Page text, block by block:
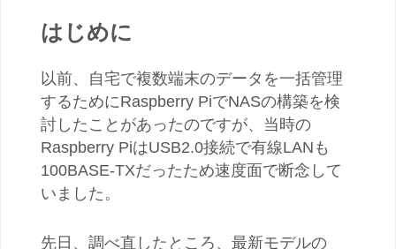
はじめに
以前、自宅で複数端末のデータを一括管理
するためにRaspberry PiでNASの構築を検
討したことがあったのですが、当時の
Raspberry PiはUSB2.0接続で有線LANも
100BASE-TXだったため速度面で断念して
いました。
先日、調べ直したところ、最新モデルの